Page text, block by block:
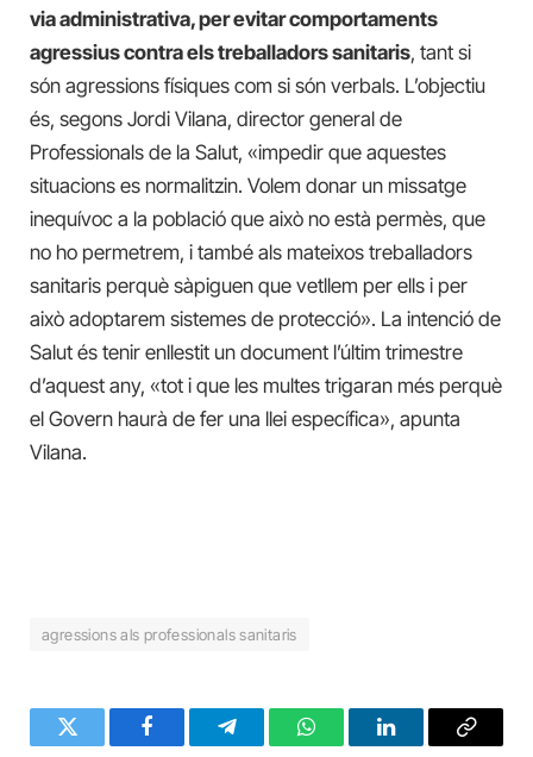
via administrativa, per evitar comportaments
agressius contra els treballadors sanitaris, tant si
són agressions físiques com si són verbals. L’objectiu
és, segons Jordi Vilana, director general de
Professionals de la Salut, «impedir que aquestes
situacions es normalitzin. Volem donar un missatge
inequívoc a la població que això no està permès, que
no ho permetrem, i també als mateixos treballadors
sanitaris perquè sàpiguen que vetllem per ells i per
això adoptarem sistemes de protecció». La intenció de
Salut és tenir enllestit un document l’últim trimestre
d’aquest any, «tot i que les multes trigaran més perquè
el Govern haurà de fer una llei específica», apunta
Vilana.
agressions als professionals sanitaris
Twitter FacebookTelegramWhatsAppLinkedInCopy